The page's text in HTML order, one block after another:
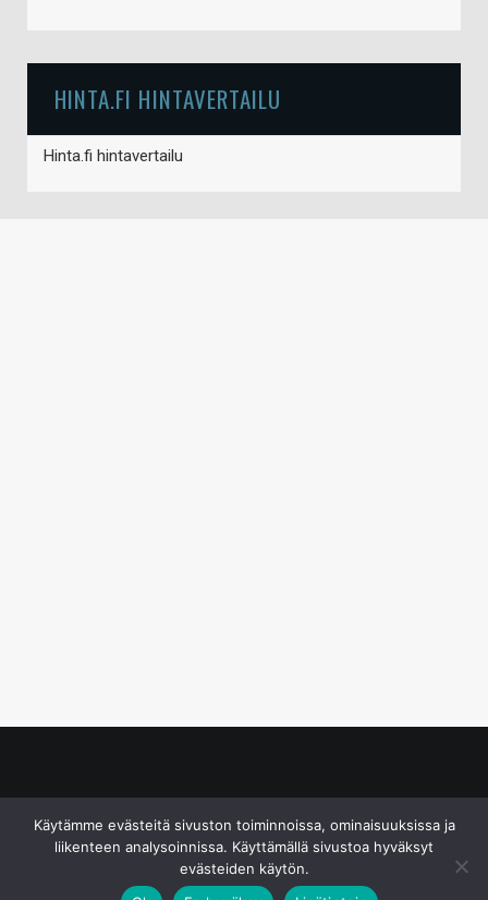
HINTA.FI HINTAVERTAILU
Hinta.fi hintavertailu
Käytämme evästeitä sivuston toiminnoissa, ominaisuuksissa ja
liikenteen analysoinnissa. Käyttämällä sivustoa hyväksyt
evästeiden käytön.